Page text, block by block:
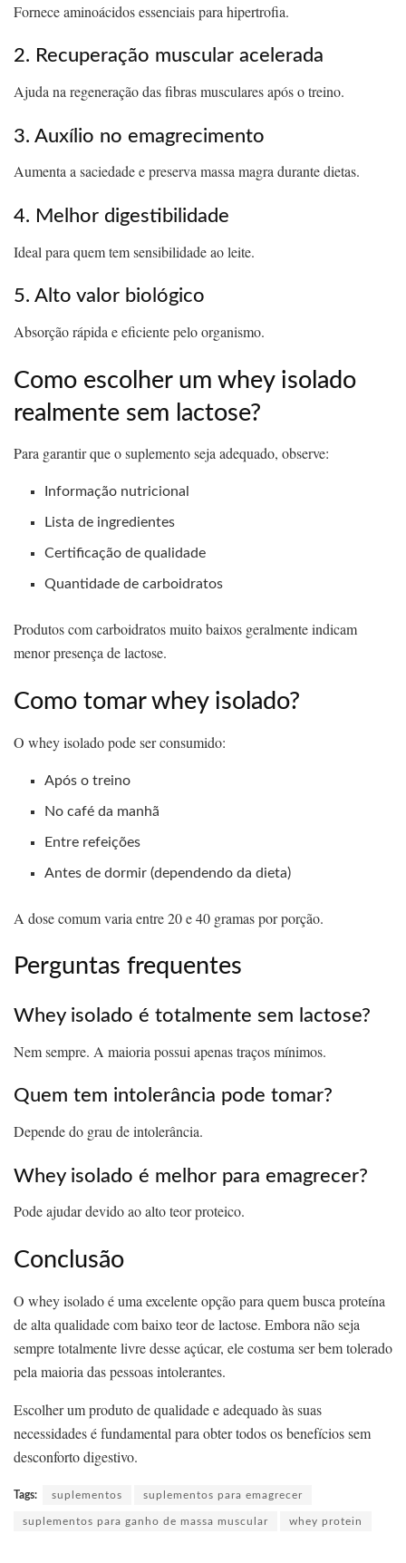
Fornece aminoácidos essenciais para hipertrofia.
2. Recuperação muscular acelerada
Ajuda na regeneração das fibras musculares após o treino.
3. Auxílio no emagrecimento
Aumenta a saciedade e preserva massa magra durante dietas.
4. Melhor digestibilidade
Ideal para quem tem sensibilidade ao leite.
5. Alto valor biológico
Absorção rápida e eficiente pelo organismo.
Como escolher um whey isolado
realmente sem lactose?
Para garantir que o suplemento seja adequado, observe:
Informação nutricional
Lista de ingredientes
Certificação de qualidade
Quantidade de carboidratos
Produtos com carboidratos muito baixos geralmente indicam
menor presença de lactose.
Como tomar whey isolado?
O whey isolado pode ser consumido:
Após o treino
No café da manhã
Entre refeições
Antes de dormir (dependendo da dieta)
A dose comum varia entre 20 e 40 gramas por porção.
Perguntas frequentes
Whey isolado é totalmente sem lactose?
Nem sempre. A maioria possui apenas traços mínimos.
Quem tem intolerância pode tomar?
Depende do grau de intolerância.
Whey isolado é melhor para emagrecer?
Pode ajudar devido ao alto teor proteico.
Conclusão
O whey isolado é uma excelente opção para quem busca proteína
de alta qualidade com baixo teor de lactose. Embora não seja
sempre totalmente livre desse açúcar, ele costuma ser bem tolerado
pela maioria das pessoas intolerantes.
Escolher um produto de qualidade e adequado às suas
necessidades é fundamental para obter todos os benefícios sem
desconforto digestivo.
Tags: suplementos suplementos para emagrecer
suplementos para ganho de massa muscular whey protein